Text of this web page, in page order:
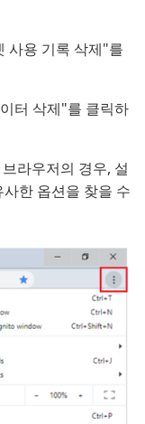
사용 기록 삭제"를
터 삭제"를 클릭하
라우저의 경우, 설
한 옵션을 찾을 수